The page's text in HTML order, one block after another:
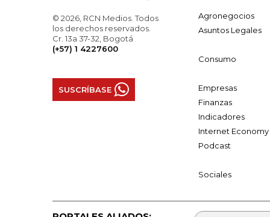
© 2026, RCN Medios. Todos
los derechos reservados.
Cr. 13a 37-32, Bogotá
(+57) 1 4227600
SUSCRÍBASE
Agronegocios
Asuntos Legales
Consumo
Empresas
Finanzas
Indicadores
Internet Economy
Podcast
Sociales